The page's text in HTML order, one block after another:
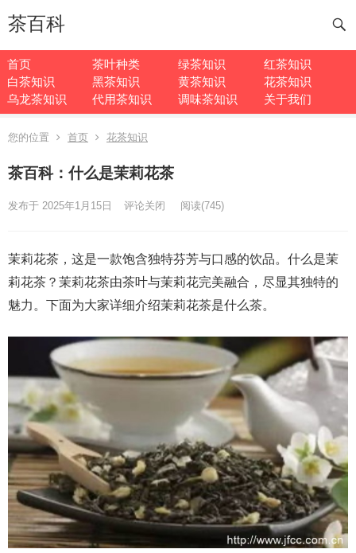
茶百科
首页 茶叶种类 绿茶知识
红茶知识
白茶知识
黑茶知识 黄茶知识
花茶知识
乌龙茶知识
代用茶知识 调味茶知识 关于我们
您的位置 首页 花茶知识
茶百科：什么是茉莉花茶
发布于 2025年1月15日 评论关闭 阅读(745)
茉莉花茶，这是一款饱含独特芬芳与口感的饮品。什么是茉
莉花茶？茉莉花茶由茶叶与茉莉花完美融合，尽显其独特的
魅力。下面为大家详细介绍茉莉花茶是什么茶。